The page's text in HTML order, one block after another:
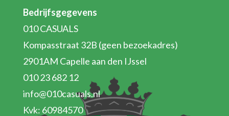
Bedrijfsgegevens
010 CASUALS
Kompasstraat 32B (geen bezoekadres)
2901AM Capelle aan den IJssel
010 23 682 12
info@010casuals.nl
Kvk: 60984570